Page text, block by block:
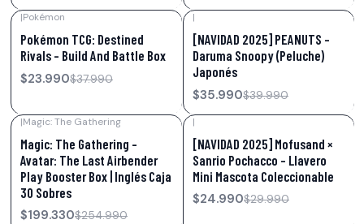
|Pokémon
Pokémon TCG: Destined
Rivals – Build And Battle Box
$23.990$37.990
|
[NAVIDAD 2025] PEANUTS –
Daruma Snoopy (Peluche)
Japonés
$35.990$39.990
|Magic: The Gathering
Magic: The Gathering –
Avatar: The Last Airbender
Play Booster Box | Inglés Caja
30 Sobres
$199.330$254.990
|
[NAVIDAD 2025] Mofusand ×
Sanrio Pochacco – Llavero
Mini Mascota Coleccionable
$24.990$29.990